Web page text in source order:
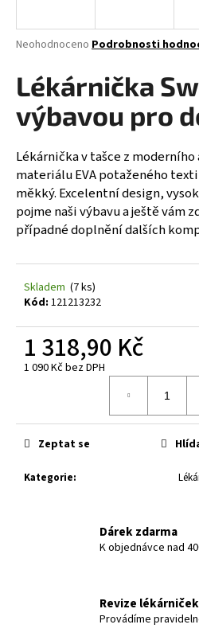
Průměrné
produktu
je
z
hvězdiček.
Neohodnoceno Podrobnosti
Lékárnička
výbavou pro
Lékárnička v tašce z
materiálu EVA potaženého
měkký. Excelentní design,
pojme naši výbavu a ještě vám
případné doplnění dalších
Skladem (7 ks)
Kód: 121213232
1 318,90 Kč
1 090 Kč bez DPH
Kategorie:
Zeptat se
Dárek zdarma
K objednávce nad
Revize lékárniček
Provádíme
j
t
?
HLEDAT
p
o
r
u
m